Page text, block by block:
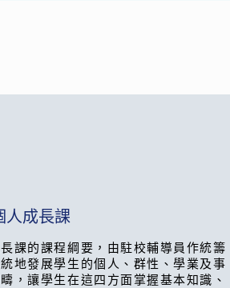
人成長課
課的課程綱要，由駐校輔導員作統籌
地發展學生的個人、群性、學業及事
，讓學生在這四方面掌握基本知識、